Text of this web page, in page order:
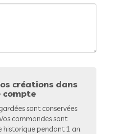
créations dans
compte
sont conservées
commandes sont
historique pendant 1 an.